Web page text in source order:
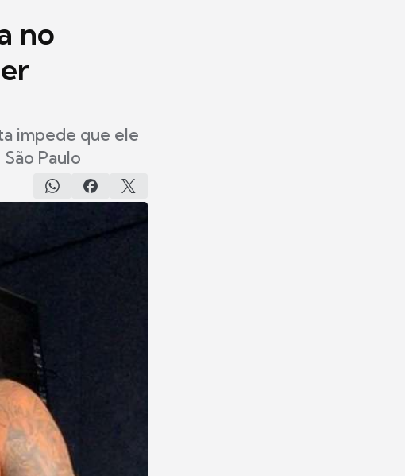
no
impede que ele
Paulo